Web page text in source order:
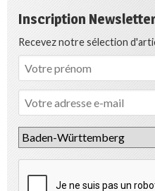
Inscription
Recevez notre sélection